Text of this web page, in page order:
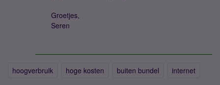
Groetjes,
Seren
hoogverbruik hoge kosten buiten bundel internet